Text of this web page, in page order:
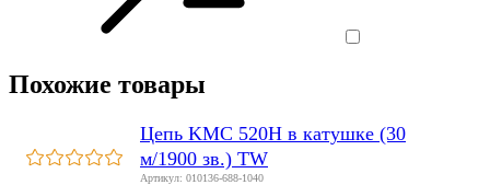
Похожие товары
Цепь KMC 520H в катушке (30
м/1900 зв.) TW
Артикул: 010136-688-1040